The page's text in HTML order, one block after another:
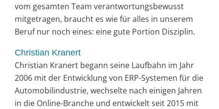
vom gesamten Team verantwortungsbewusst
mitgetragen, braucht es wie für alles in unserem
Beruf nur noch eines: eine gute Portion Disziplin.
Christian Kranert
Christian Kranert begann seine Laufbahn im Jahr
2006 mit der Entwicklung von ERP-Systemen für die
Automobilindustrie, wechselte nach einigen Jahren
in die Online-Branche und entwickelt seit 2015 mit